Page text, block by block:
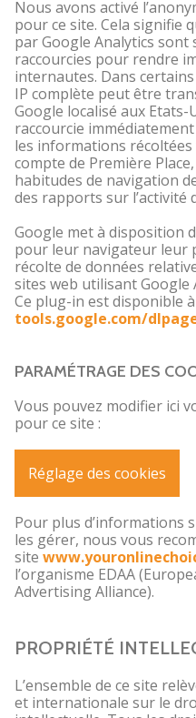
Nous avons activé
pour ce site. Cela signifie
par Google Analytics
raccourcies pour rendre
internautes. Dans certains
IP complète peut être
Google localisé aux
raccourcie
les informations
compte de Première
habitudes de navigation
des rapports sur l’activité
Google met à disposition
pour leur navigateur leur
récolte de données
sites web utilisant Google
Ce plug-in est disponible
tools.google.com/
PARAMÉTRAGE DES
Vous pouvez modifier ici
pour ce site :
Réglage des cookies
Pour plus d’informations
les gérer, nous vous
site
l’organisme EDAA
Advertising Alliance).
PROPRIÉTÉ
L’ensemble de ce site
et internationale sur le